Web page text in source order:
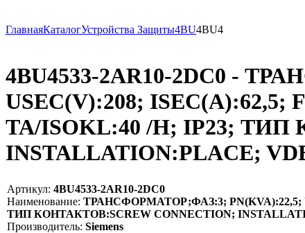
ГлавнаяКаталогУстройства Защиты4BU4BU4
4BU4533-2AR10-2DC0 -
USEC(V):208; ISEC(A):62,5;
TA/ISOKL:40 /H; IP23; ТИП
INSTALLATION:PLACE;
Артикул: 4BU4533-2AR10-2DC0
Наименование: ТРАНСФОРМАТОР;ФАЗ:3; PN(KVA):22,5;
ТИП КОНТАКТОВ:SCREW CONNECTION;
Производитель: Siemens